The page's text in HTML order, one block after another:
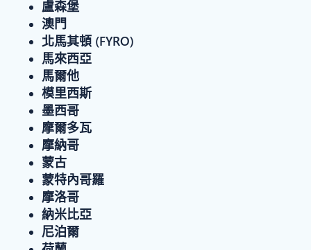
盧森堡
澳門
北馬其頓 (FYRO)
馬來西亞
馬爾他
模里西斯
墨西哥
摩爾多瓦
摩納哥
蒙古
蒙特內哥羅
摩洛哥
納米比亞
尼泊爾